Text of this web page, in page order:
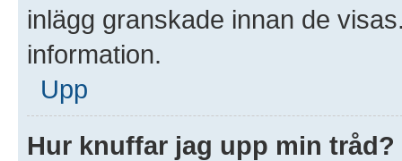
inlägg granskade innan de
information.
Upp
Hur knuffar jag upp min tråd?